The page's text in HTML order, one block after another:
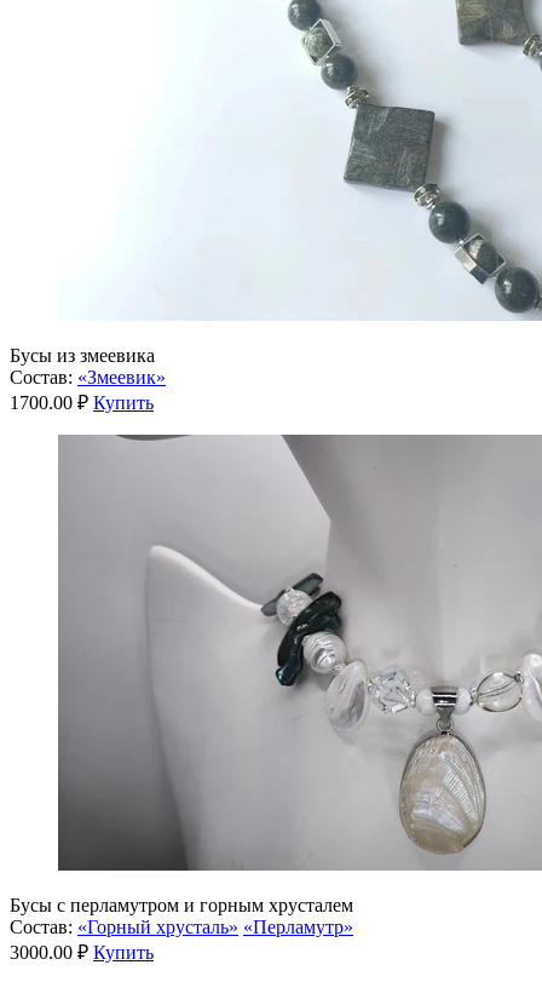
Бусы из змеевика
Состав: «Змеевик»
1700.00 ₽ Купить
Бусы с перламутром и горным хрусталем
Состав: «Горный хрусталь» «Перламутр»
3000.00 ₽ Купить